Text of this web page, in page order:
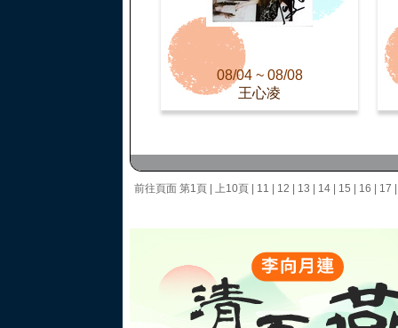
08/04 ~ 08/08
王心凌
前往頁面 第1頁 上10頁 11 12 13 14 15 16 17